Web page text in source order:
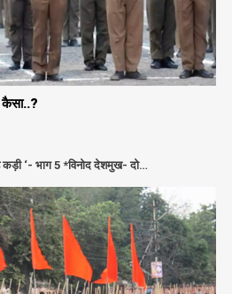
कैसा..?
कड़ी ‘- भाग 5 *विनोद देशमुख- दो…